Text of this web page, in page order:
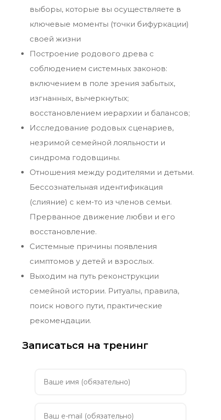
выборы, которые вы осуществляете в
ключевые моменты (точки бифуркации)
своей жизни
Построение родового древа с
соблюдением системных законов:
включением в поле зрения забытых,
изгнанных, вычеркнутых;
восстановлением иерархии и балансов;
Исследование родовых сценариев,
незримой семейной лояльности и
синдрома годовщины.
Отношения между родителями и детьми.
Бессознательная идентификация
(слияние) с кем-то из членов семьи.
Прерванное движение любви и его
восстановление.
Системные причины появления
симптомов у детей и взрослых.
Выходим на путь реконструкции
семейной истории. Ритуалы, правила,
поиск нового пути, практические
рекомендации.
Записаться на тренинг